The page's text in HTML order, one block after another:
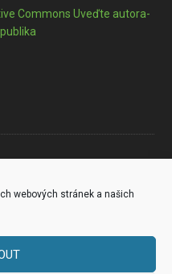
webových stránek a našich
Commons Uveďte autora-